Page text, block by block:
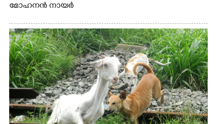
മോഹനൻ നായർ